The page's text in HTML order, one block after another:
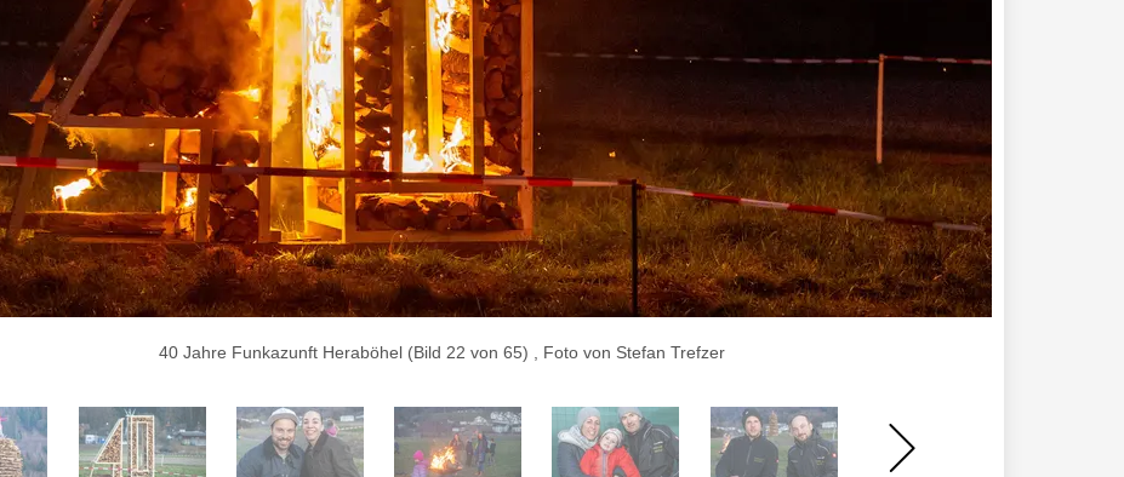
40 Jahre Funkazunft Heraböhel (Bild 22 von 65) , Foto von Stefan Trefzer